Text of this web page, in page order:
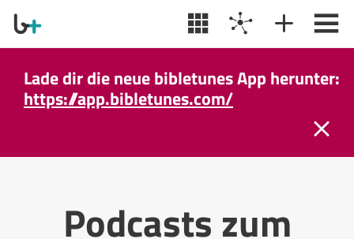
Lade dir die neue bibletunes App herunter:
https://app.bibletunes.com/
Podcasts zum